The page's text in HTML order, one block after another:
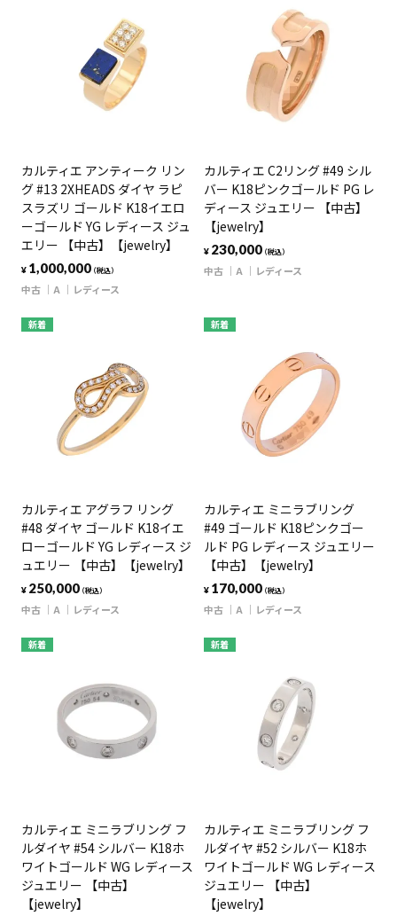
カルティエ アンティーク リン
グ #13 2XHEADS ダイヤ ラピ
スラズリ ゴールド K18イエロ
ーゴールド YG レディース ジュ
エリー 【中古】【jewelry】
¥ 1,000,000（税込）
中古 A レディース
カルティエ C2リング #49 シル
バー K18ピンクゴールド PG レ
ディース ジュエリー 【中古】
【jewelry】
¥ 230,000（税込）
中古 A レディース
新着
カルティエ アグラフ リング
#48 ダイヤ ゴールド K18イエ
ローゴールド YG レディース ジ
ュエリー 【中古】【jewelry】
¥ 250,000（税込）
中古 A レディース
新着
カルティエ ミニラブリング
#49 ゴールド K18ピンクゴー
ルド PG レディース ジュエリー
【中古】【jewelry】
¥ 170,000（税込）
中古 A レディース
新着
カルティエ ミニラブリング フ
ルダイヤ #54 シルバー K18ホ
ワイトゴールド WG レディース
ジュエリー 【中古】
【jewelry】
新着
カルティエ ミニラブリング フ
ルダイヤ #52 シルバー K18ホ
ワイトゴールド WG レディース
ジュエリー 【中古】
【jewelry】